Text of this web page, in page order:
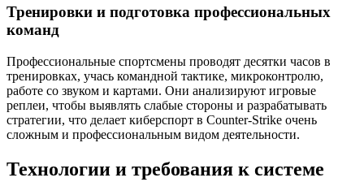
Тренировки и подготовка профессиональных
команд
Профессиональные спортсмены проводят десятки часов в
тренировках, учась командной тактике, микроконтролю,
работе со звуком и картами. Они анализируют игровые
реплеи, чтобы выявлять слабые стороны и разрабатывать
стратегии, что делает киберспорт в Counter-Strike очень
сложным и профессиональным видом деятельности.
Технологии и требования к системе